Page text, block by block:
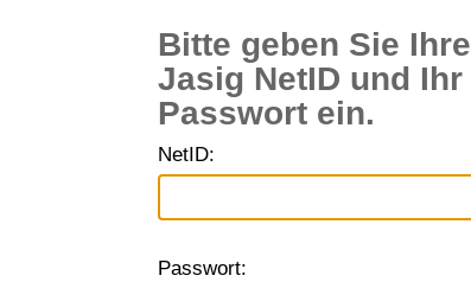
Bitte geben Sie Ihre
Jasig NetID und Ihr
Passwort ein.
NetID:
Passwort: